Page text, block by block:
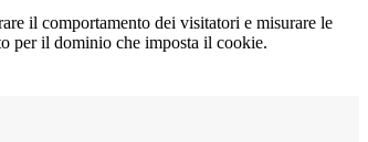
il comportamento dei visitatori e misurare le
per il dominio che imposta il cookie.